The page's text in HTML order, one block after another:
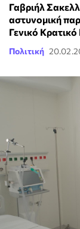
Γαβριήλ
αστυνομική
Γενικό Κρατικό
Πολιτική